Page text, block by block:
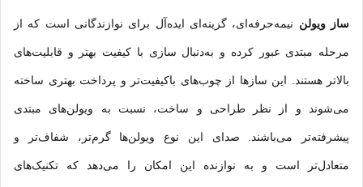
ساز ویولن نیمه‌حرفه‌ای، گزینه‌ای ایده‌آل برای نوازندگانی است که از
مرحله مبتدی عبور کرده و به‌دنبال سازی با کیفیت بهتر و قابلیت‌های
بالاتر هستند. این سازها از چوب‌های باکیفیت‌تر و پرداخت بهتری ساخته
می‌شوند و از نظر طراحی و ساخت، نسبت به ویولن‌های مبتدی
پیشرفته‌تر می‌باشند. صدای این نوع ویولن‌ها گرم‌تر، شفاف‌تر و
متعادل‌تر است و به نوازنده این امکان را می‌دهد که تکنیک‌های